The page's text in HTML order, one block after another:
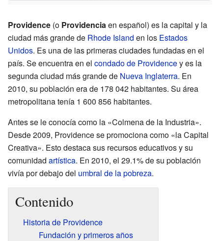
Providence (o Providenciaen español) es la capital y la
ciudad más grande de Rhode Island en los Estados
Unidos. Es una de las primeras ciudades fundadas en el
país. Se encuentra en el condado de Providencey es la
segunda ciudad más grande de Nueva Inglaterra. En
2010, su población era de 178 042 habitantes. Su área
metropolitana tenía 1 600 856 habitantes.
Antes se le conocía como la «Colmena de la Industria».
Desde 2009, Providence se promociona como «la Capital
Creativa». Esto destaca sus recursos educativos y su
comunidad artística. En 2010, el 29.1% de su población
vivía por debajo del umbral de la pobreza.
Contenido
Historia de Providence
Fundación y primeros años